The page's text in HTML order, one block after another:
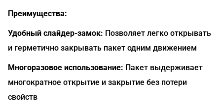
Преимущества:
Удобный слайдер-замок: Позволяет легко открывать
и герметично закрывать пакет одним движением
Многоразовое использование: Пакет выдерживает
многократное открытие и закрытие без потери
свойств